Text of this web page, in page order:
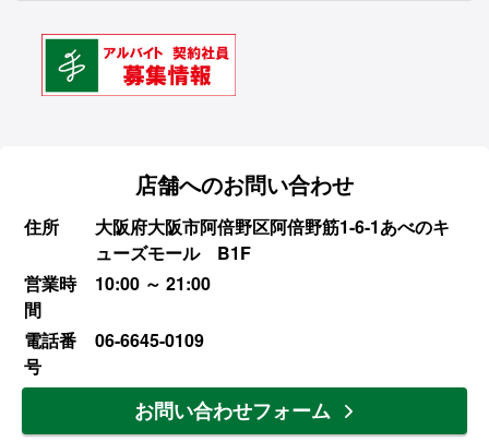
店舗へのお問い合わせ
住所
大阪府大阪市阿倍野区阿倍野筋1-6-1あべのキ
ューズモール B1F
営業時
間
10:00 ～ 21:00
電話番
号
06-6645-0109
お問い合わせフォーム